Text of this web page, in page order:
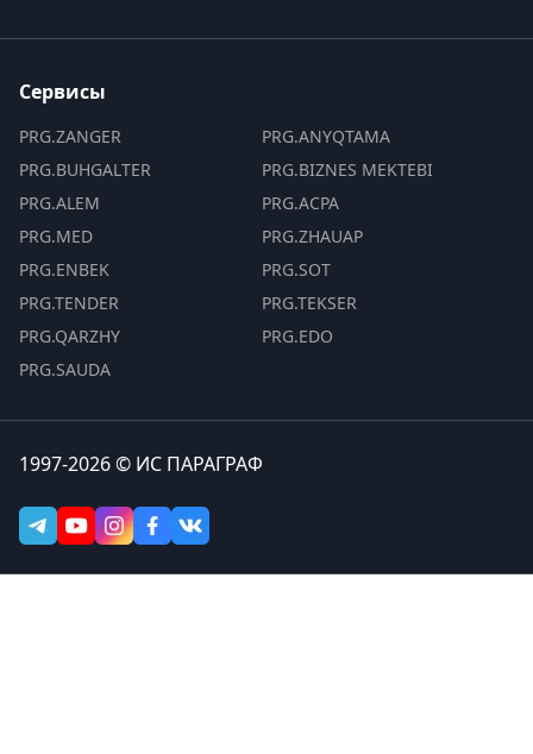
Сервисы
PRG.ZANGER
PRG.BUHGALTER
PRG.ALEM
PRG.MED
PRG.ENBEK
PRG.TENDER
PRG.QARZHY
PRG.SAUDA
PRG.ANYQTAMA
PRG.BIZNES MEKTEBI
PRG.ACPA
PRG.ZHAUAP
PRG.SOT
PRG.TEKSER
PRG.EDO
1997-2026 © ИС ПАРАГРАФ